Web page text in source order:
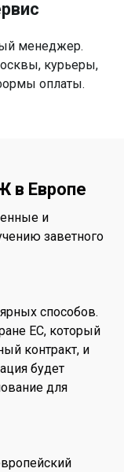
менеджер.
курьеры,
оплаты.
в Европе
и
заветного
способов.
ЕС, который
контракт, и
будет
для